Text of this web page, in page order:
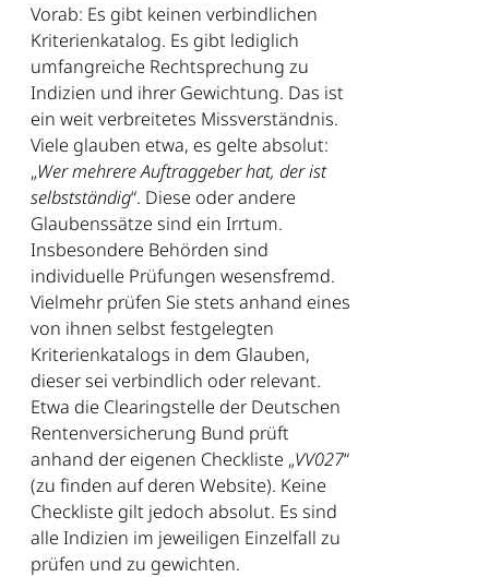
Vorab: Es gibt keinen verbindlichen
Kriterienkatalog. Es gibt lediglich
umfangreiche Rechtsprechung zu
Indizien und ihrer Gewichtung. Das ist
ein weit verbreitetes Missverständnis.
Viele glauben etwa, es gelte absolut:
„Wer mehrere Auftraggeber hat, der ist
selbstständig“. Diese oder andere
Glaubenssätze sind ein Irrtum.
Insbesondere Behörden sind
individuelle Prüfungen wesensfremd.
Vielmehr prüfen Sie stets anhand eines
von ihnen selbst festgelegten
Kriterienkatalogs in dem Glauben,
dieser sei verbindlich oder relevant.
Etwa die Clearingstelle der Deutschen
Rentenversicherung Bund prüft
anhand der eigenen Checkliste „VV027“
(zu finden auf deren Website). Keine
Checkliste gilt jedoch absolut. Es sind
alle Indizien im jeweiligen Einzelfall zu
prüfen und zu gewichten.